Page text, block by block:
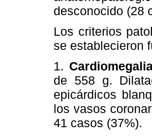
desconocido (28
Los criterios
se establecieron
1.
de 558 g.
epicárdicos
los vasos
41 casos (37%).